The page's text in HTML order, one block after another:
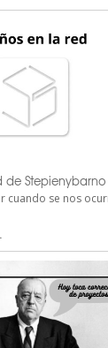
de Stepienybarno
cuando se nos